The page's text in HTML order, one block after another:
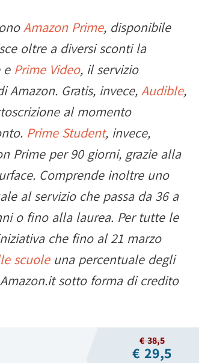
Amazon Prime, disponibile
oltre a diversi sconti la
e Prime Video, il servizio
Amazon. Gratis, invece, Audible,
al momento
Prime Student, invece,
Prime per 90 giorni, grazie alla
Comprende inoltre uno
al servizio che passa da 36 a
o fino alla laurea. Per tutte le
che fino al 21 marzo
scuoleuna percentuale degli
sotto forma di credito
€ 38,5
€ 29,5